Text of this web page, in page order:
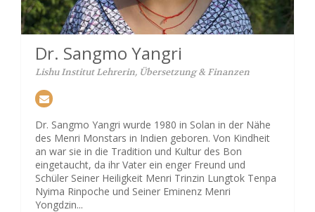
Dr. Sangmo Yangri
Lishu Institut Lehrerin, Übersetzung & Finanzen
Dr. Sangmo Yangri wurde 1980 in Solan in der Nähe
des Menri Monstars in Indien geboren. Von Kindheit
an war sie in die Tradition und Kultur des Bon
eingetaucht, da ihr Vater ein enger Freund und
Schüler Seiner Heiligkeit Menri Trinzin Lungtok Tenpa
Nyima Rinpoche und Seiner Eminenz Menri
Yongdzin...